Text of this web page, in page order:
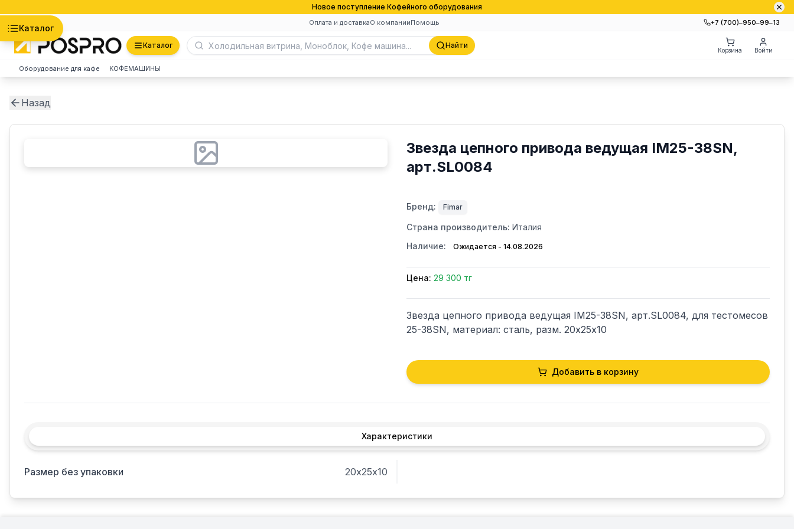
Новое поступление Кофейного оборудования
Оплата и доставкаО компанииПомощь +7 (700)‒950‒99‒13
Каталог
Каталог Найти
Корзина Войти
Оборудование для кафе КОФЕМАШИНЫ
Назад
Звезда цепного привода ведущая IM25-38SN,
арт.SL0084
Бренд: Fimar
Страна производитель: Италия
Наличие:
Ожидается - 14.08.2026
Цена: 29 300 тг
Звезда цепного привода ведущая IM25-38SN, арт.SL0084, для тестомесов
25-38SN, материал: сталь, разм. 20х25х10
Добавить в корзину
Характеристики
Размер без упаковки 20х25х10